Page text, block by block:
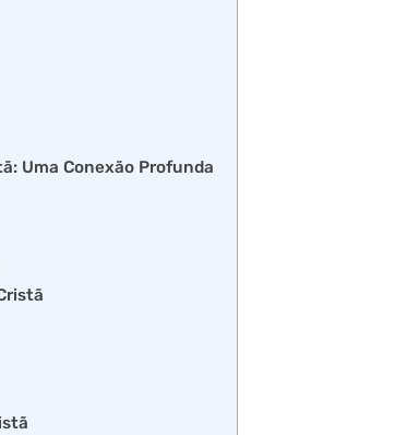
Uma Conexão Profunda